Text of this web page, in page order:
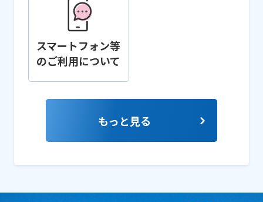
スマートフォン等
のご利用について
もっと見る